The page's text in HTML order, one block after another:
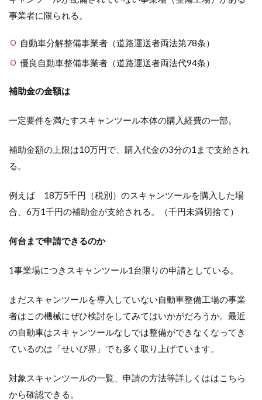
事業者に限られる。
自動車分解整備事業者（道路運送者両法第78条）
優良自動車整備事業者（道路運送者両法代94条）
補助金の金額は
一定要件を満たすスキャンツール本体の購入経費の一部。
補助金額の上限は10万円で、購入代金の3分の1まで支給され
る。
例えば 18万5千円（税別）のスキャンツールを購入した場
合、6万1千円の補助金が支給される。（千円未満切捨て）
何台まで申請できるのか
1事業場につきスキャンツール1台限りの申請としている。
まだスキャンツールを導入していない自動車整備工場の事業
者はこの機械にぜひ検討をしてみてはいかがだろうか。最近
の自動車はスキャンツールなしでは整備ができなくなってき
ているのは「せいび界」でも多く取り上げています。
対象スキャンツールの一覧、申請の方法等詳しくははこちら
から確認できる。